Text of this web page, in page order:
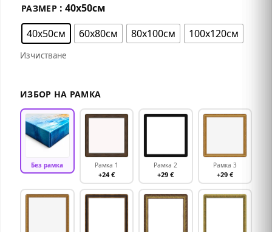
РАЗМЕР : 40х50см
40х50см
60х80см 80х100см 100х120см
Изчистване
ИЗБОР НА РАМКА
Без рамка Рамка 1
+24 €
Рамка 2
+29 €
Рамка 3
+29 €